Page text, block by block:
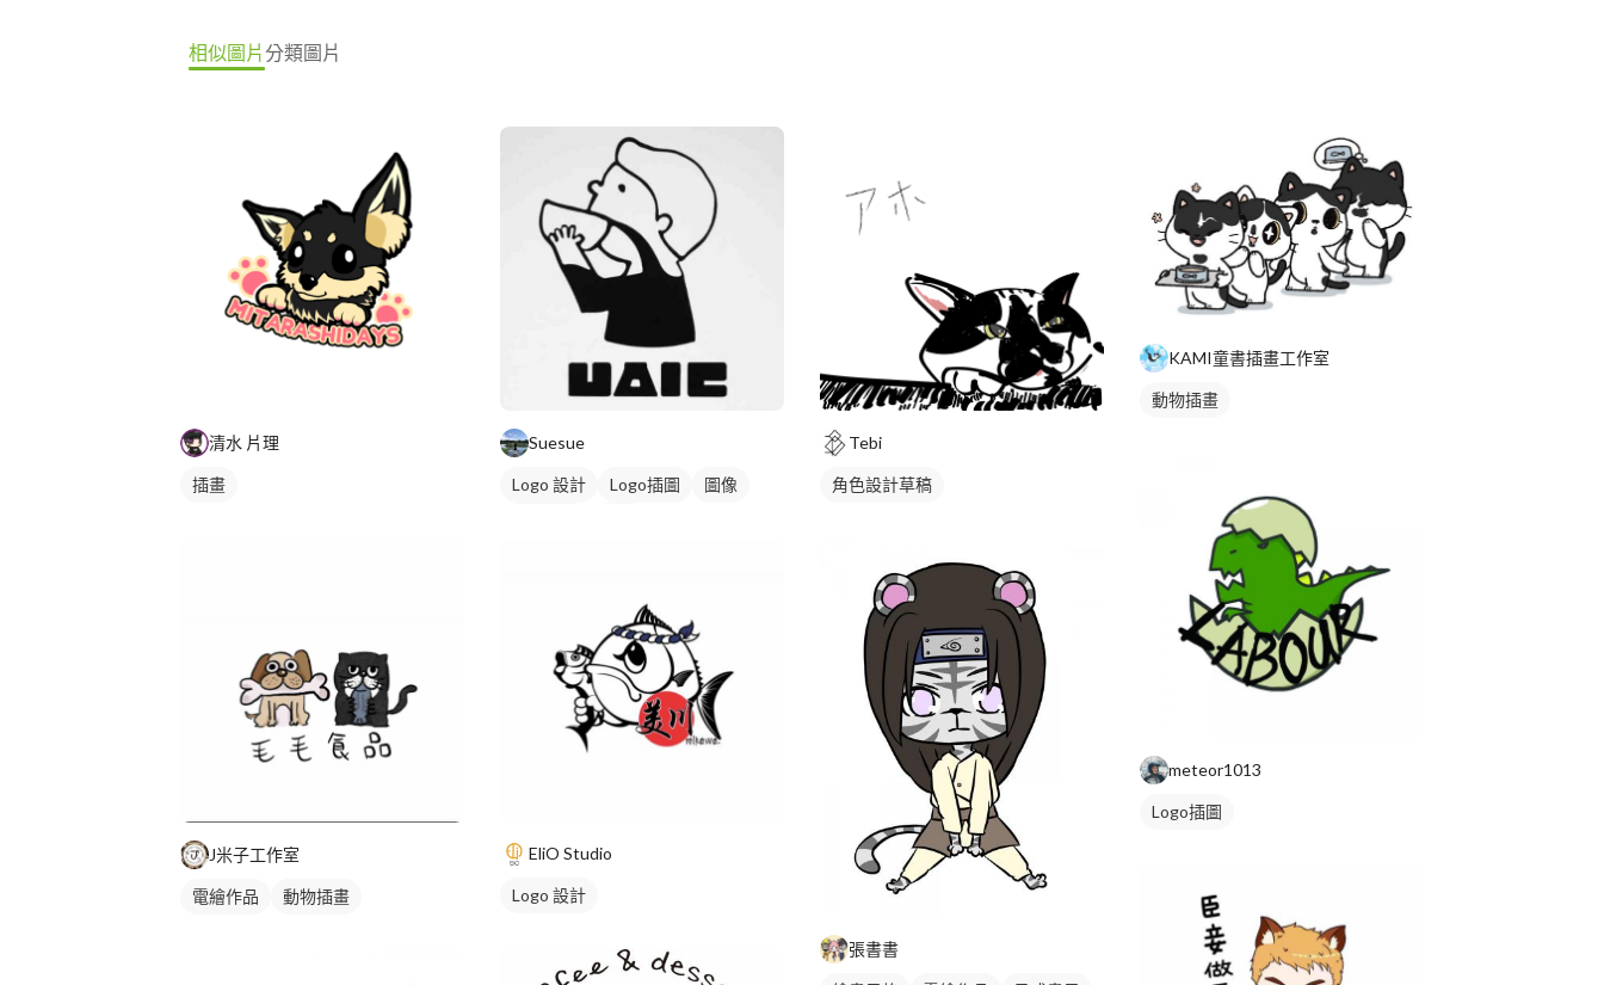
相似圖片分類圖片
清水 片理
插畫
J米子工作室
電繪作品 動物插畫
Suesue
Logo 設計 Logo插圖
圖像
EliO Studio
Logo 設計
Tebi
角色設計草稿
張書書
KAMI童書插畫工作室
動物插畫
meteor1013
Logo插圖